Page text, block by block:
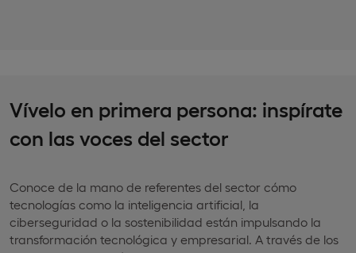
Vívelo en primera persona: inspírate
con las voces del sector
Conoce de la mano de referentes del sector cómo
tecnologías como la inteligencia artificial, la
ciberseguridad o la sostenibilidad están impulsando la
transformación tecnológica y empresarial. A través de los